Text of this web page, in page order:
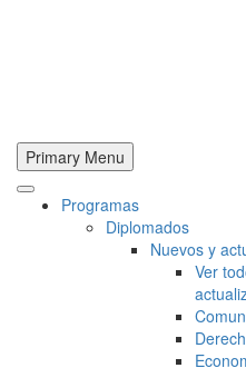
Primary Menu
Programas
Diplomados
Nuevos y
Ver